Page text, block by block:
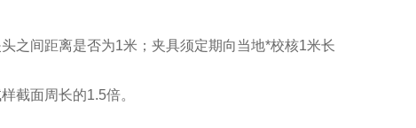
之间距离是否为1米；夹具须定期向当地*校核1米长
截面周长的1.5倍。